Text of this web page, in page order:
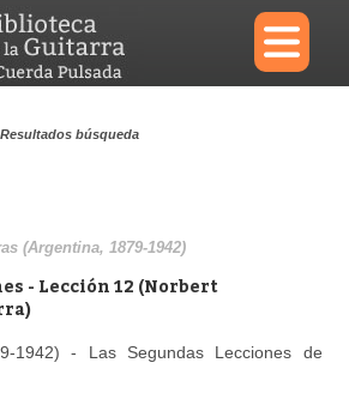
×
Diccionario
Reproductor
Resultados búsqueda
(Argentina, 1879-1942)
- Lección 12 (Norbert
1942) - Las Segundas Lecciones de